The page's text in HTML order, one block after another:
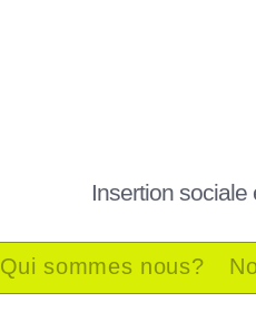
Insertion
Qui sommes nous?